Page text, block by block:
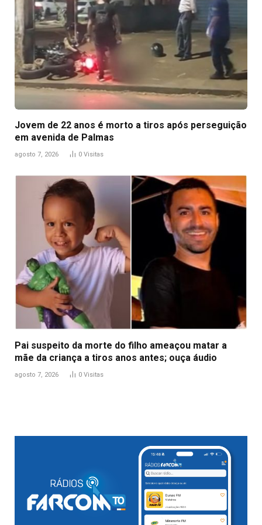
Jovem de 22 anos é morto a tiros após perseguição
em avenida de Palmas
agosto 7, 2026 0 Visitas
Pai suspeito da morte do filho ameaçou matar a
mãe da criança a tiros anos antes; ouça áudio
agosto 7, 2026 0 Visitas